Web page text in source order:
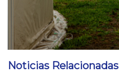
Noticias Relacionadas